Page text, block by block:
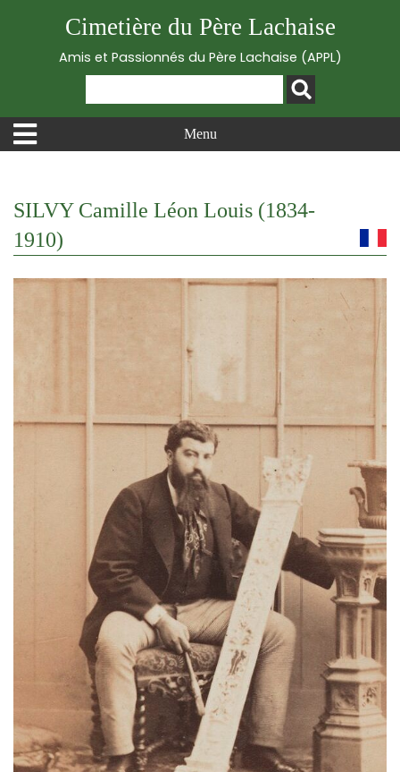
Cimetière du Père Lachaise
Amis et Passionnés du Père Lachaise (APPL)
Menu
SILVY Camille Léon Louis (1834-
1910)